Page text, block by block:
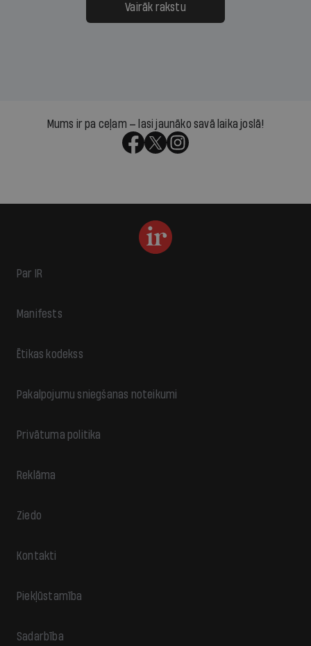
Vairāk rakstu
Mums ir pa ceļam — lasi jaunāko savā laika joslā!
Par IR
Manifests
Ētikas kodekss
Pakalpojumu sniegšanas noteikumi
Privātuma politika
Reklāma
Ziedo
Kontakti
Piekļūstamība
Sadarbība